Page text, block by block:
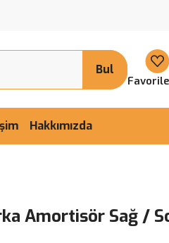
Bul
Hakkımızda
Amortisör Sağ /